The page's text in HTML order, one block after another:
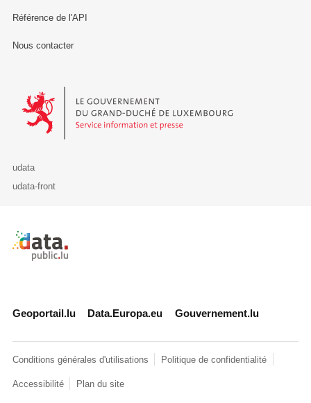
Référence de l'API
Nous contacter
Le Gouvernement du Grand-Duché de Luxembourg - Service
udata
udata-front
Retour à l'accueil de data.public.lu
Geoportail.lu Data.Europa.eu Gouvernement.lu
Conditions générales d'utilisations Politique de confidentialité
Accessibilité Plan du site